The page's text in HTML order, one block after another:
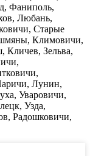
Фаниполь,
Любань,
Старые
Климовичи,
Зельва,
Лунин,
Уваровичи,
Узда,
Радошковичи,